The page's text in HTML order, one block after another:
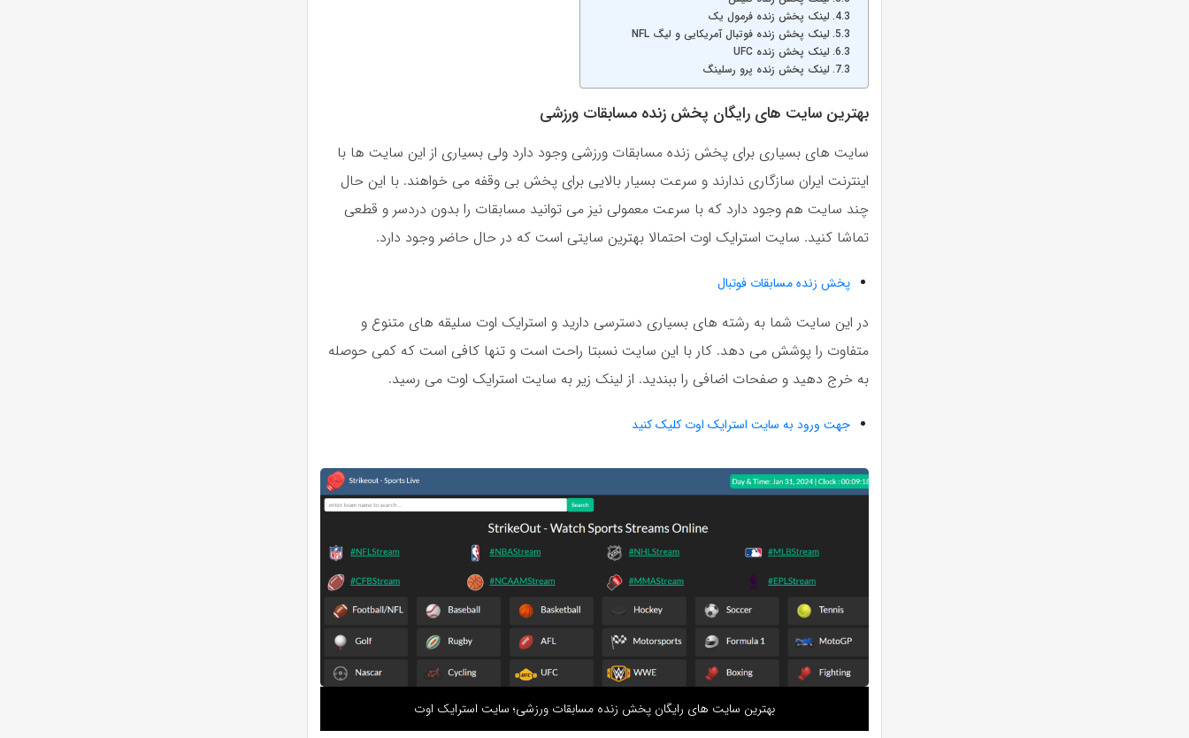
لینک پخش زنده فرمول یک
لینک پخش زنده فوتبال آمریکایی و لیگ NFL
لینک پخش زنده UFC
لینک پخش زنده پرو رسلینگ
بهترین سایت های رایگان پخش زنده مسابقات ورزشی
سایت های بسیاری برای پخش زنده مسابقات ورزشی وجود دارد ولی بسیاری از این سایت ها با
اینترنت ایران سازگاری ندارند و سرعت بسیار بالایی برای پخش بی وقفه می خواهند. با این حال
چند سایت هم وجود دارد که با سرعت معمولی نیز می توانید مسابقات را بدون دردسر و قطعی
تماشا کنید. سایت استرایک اوت احتمالا بهترین سایتی است که در حال حاضر وجود دارد.
پخش زنده مسابقات فوتبال
در این سایت شما به رشته های بسیاری دسترسی دارید و استرایک اوت سلیقه های متنوع و
متفاوت را پوشش می دهد. کار با این سایت نسبتا راحت است و تنها کافی است که کمی حوصله
به خرج دهید و صفحات اضافی را ببندید. از لینک زیر به سایت استرایک اوت می رسید.
جهت ورود به سایت استرایک اوت کلیک کنید
بهترین سایت های رایگان پخش زنده مسابقات ورزشی؛ سایت استرایک اوت